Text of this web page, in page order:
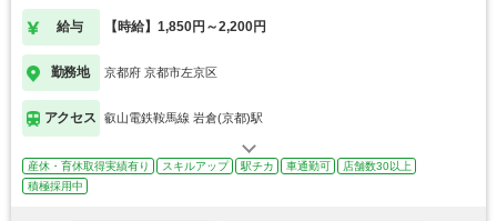
募集
給与 【時給】1,850円～2,200円
勤務地 京都府 京都市左京区
アクセス 叡山電鉄鞍馬線 岩倉(京都)駅
産休・育休取得実績有り スキルアップ 駅チカ 車通勤可
店舗数30以上
積極採用中